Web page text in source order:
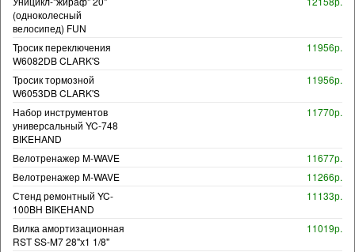
(одноколесный
велосипед) FUN
Тросик переключения
W6082DB CLARK'S
11956р.
Тросик тормозной
W6053DB CLARK'S
11956р.
Набор инструментов
универсальный YC-748
BIKEHAND
11770р.
Велотренажер M-WAVE
11677р.
Велотренажер M-WAVE
11266р.
Стенд ремонтный YC-
100BH BIKEHAND
11133р.
Вилка амортизационная
RST SS-M7 28"х1 1/8"
11019р.